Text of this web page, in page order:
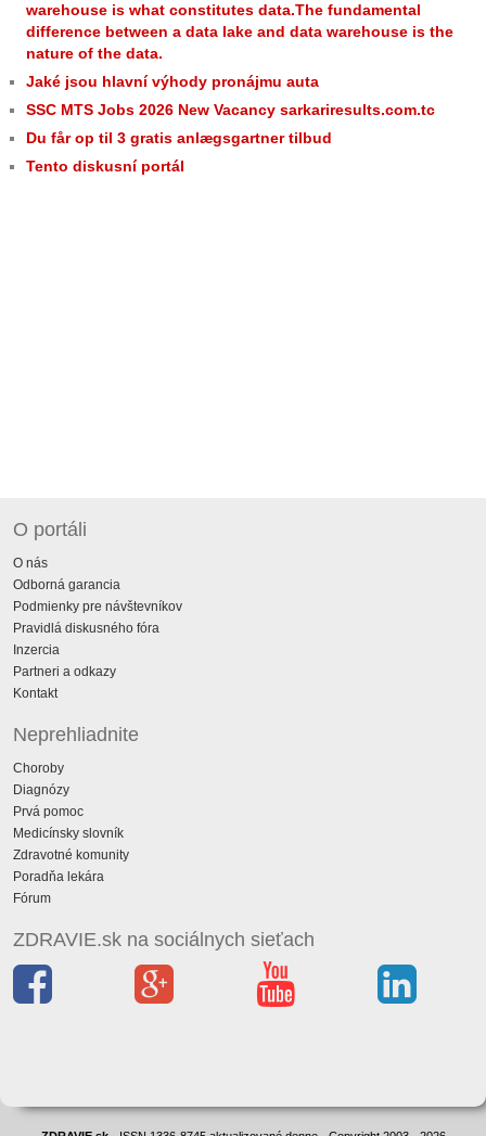
warehouse is what constitutes data.The fundamental
difference between a data lake and data warehouse is the
nature of the data.
Jaké jsou hlavní výhody pronájmu auta
SSC MTS Jobs 2026 New Vacancy sarkariresults.com.tc
Du får op til 3 gratis anlægsgartner tilbud
Tento diskusní portál
O portáli
O nás
Odborná garancia
Podmienky pre návštevníkov
Pravidlá diskusného fóra
Inzercia
Partneri a odkazy
Kontakt
Neprehliadnite
Choroby
Diagnózy
Prvá pomoc
Medicínsky slovník
Zdravotné komunity
Poradňa lekára
Fórum
ZDRAVIE.sk na sociálnych sieťach